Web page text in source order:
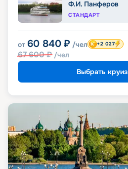
Ф.И. Панферов
СТАНДАРТ
от 60 840 ₽ /чел
67 600₽ /чел
+2 027
Выбрать круиз